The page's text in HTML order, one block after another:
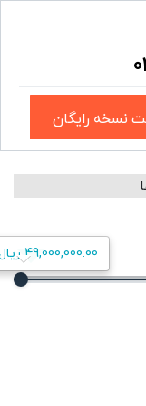
نسخه رایگان
49,000,000.00 ریال